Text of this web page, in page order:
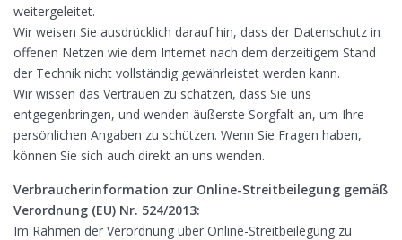
weitergeleitet.
Wir weisen Sie ausdrücklich darauf hin, dass der Datenschutz in
offenen Netzen wie dem Internet nach dem derzeitigem Stand
der Technik nicht vollständig gewährleistet werden kann.
Wir wissen das Vertrauen zu schätzen, dass Sie uns
entgegenbringen, und wenden äußerste Sorgfalt an, um Ihre
persönlichen Angaben zu schützen. Wenn Sie Fragen haben,
können Sie sich auch direkt an uns wenden.
Verbraucherinformation zur Online-Streitbeilegung gemäß
Verordnung (EU) Nr. 524/2013:
Im Rahmen der Verordnung über Online-Streitbeilegung zu